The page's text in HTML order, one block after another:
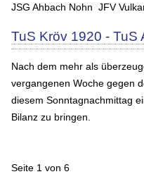
JSG Ahbach Nohn JFV
TuS Kröv 1920 - TuS
Nach dem mehr als
vergangenen Woche gegen
diesem Sonntagnachmittag
Bilanz zu bringen.
Seite 1 von 6